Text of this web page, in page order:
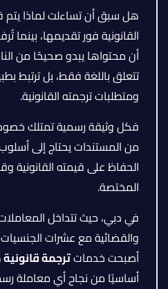
هل سبق أن تساءلت لماذا
القانونية فور تقديمها،
أن محتواها يبدو صحيحًا من
تتعلق باللغة فقط، بل ترتبط
ومتطلبات ترجمته القانونية.
فكل وثيقة رسمية تمتلك
من المستندات يحتاج إلى
الحفاظ على قيمته القانونية
المختصة.
في دبي، حيث تتداخل المعاملات
والقضائية مع عشرات الجنسيات
أصبحت خدماتترجمة
أساسيًا من نجاح أي معاملة